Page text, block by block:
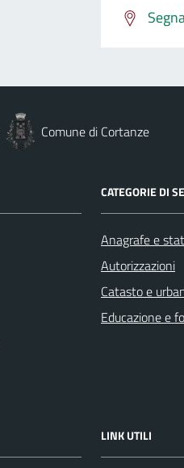
Comune di Cortanze
CATEGORIE DI
Anagrafe e
Autorizzazioni
Catasto e
Educazione e
LINK UTILI